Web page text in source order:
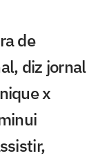
de
diz jornal
x